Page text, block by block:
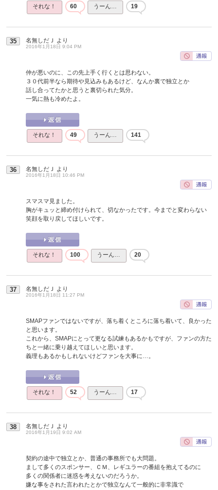
それな！ 60 うーん… 19
35 名無しだＪ より
2016年1月18日 9:04 PM
仲が悪いのに、この先上手く行くとは思わない。
３０代前半なら期待や見込みもあるけど、なんか裏で独立とか
話し合ってたかと思うと裏切られた気分。
一気に熱も冷めたよ。
それな！ 49 うーん… 141
36 名無しだＪ より
2016年1月18日 10:46 PM
スマスマ見ました。
胸がキュッと締め付けられて、切なかったです。今までと変わらない
笑顔を取り戻してほしいです。
それな！ 100 うーん… 20
37 名無しだＪ より
2016年1月18日 11:27 PM
SMAPファンではないですが、落ち着くところに落ち着いて、良かった
と思います。
これから、SMAPにとって更なる試練もあるかもですが、ファンの方た
ちと一緒に乗り越えてほしいと思います。
義理もあるかもしれないけどファンを大事に…。
それな！ 52 うーん… 17
38 名無しだＪ より
2016年1月19日 9:02 AM
契約の途中で独立とか、普通の事務所でも大問題。
まして多くのスポンサー、ＣＭ、レギユラーの番組を抱えてるのに
多くの関係者に迷惑を考えないのだろうか。
嫌な事をされた言われたとかで独立なんて一般的に非常識で